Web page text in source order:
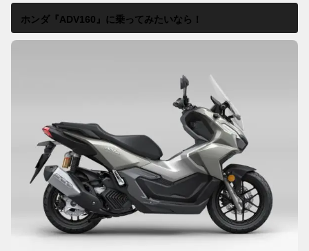
ホンダ『ADV160』に乗ってみたいなら！